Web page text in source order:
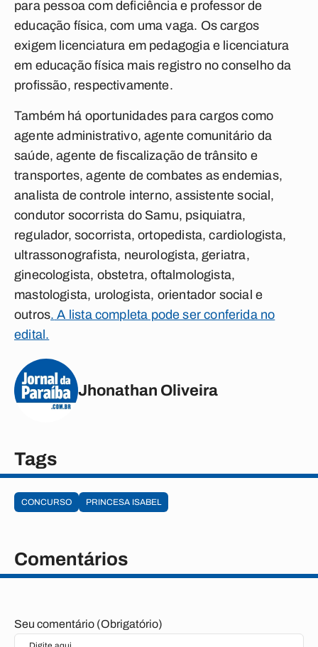
para pessoa com deficiência e professor de
educação física, com uma vaga. Os cargos
exigem licenciatura em pedagogia e licenciatura
em educação física mais registro no conselho da
profissão, respectivamente.
Também há oportunidades para cargos como
agente administrativo, agente comunitário da
saúde, agente de fiscalização de trânsito e
transportes, agente de combates as endemias,
analista de controle interno, assistente social,
condutor socorrista do Samu, psiquiatra,
regulador, socorrista, ortopedista, cardiologista,
ultrassonografista, neurologista, geriatra,
ginecologista, obstetra, oftalmologista,
mastologista, urologista, orientador social e
outros. A lista completa pode ser conferida no
edital.
Jhonathan Oliveira
Tags
CONCURSO PRINCESA ISABEL
Comentários
Seu comentário (Obrigatório)